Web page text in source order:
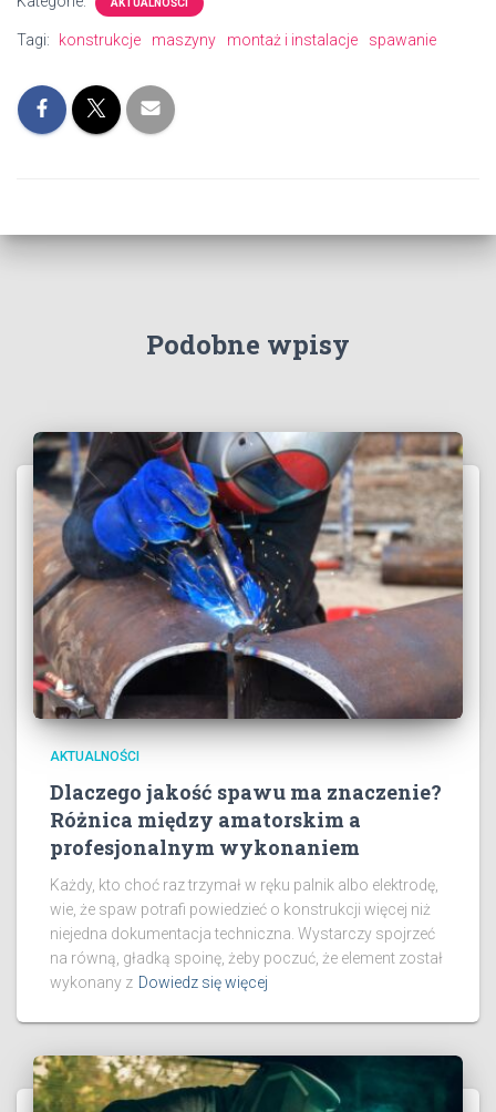
AKTUALNOŚCI
Tagi: konstrukcje maszyny montaż i instalacje spawanie
Podobne wpisy
AKTUALNOŚCI
Dlaczego jakość spawu ma znaczenie?
Różnica między amatorskim a
profesjonalnym wykonaniem
Każdy, kto choć raz trzymał w ręku palnik albo elektrodę,
wie, że spaw potrafi powiedzieć o konstrukcji więcej niż
niejedna dokumentacja techniczna. Wystarczy spojrzeć
na równą, gładką spoinę, żeby poczuć, że element został
wykonany z Dowiedz się więcej